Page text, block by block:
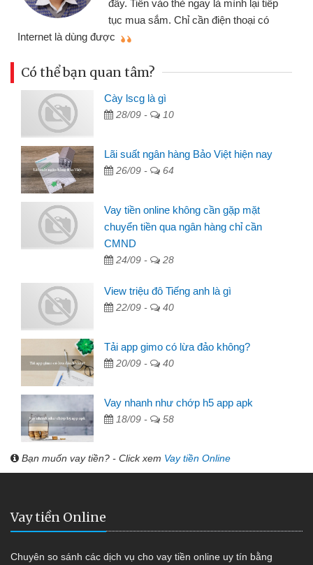
đây. Tiền vào thẻ ngay là mình lại tiếp
tục mua sắm. Chỉ cần điện thoại có
Internet là dùng được
Có thể bạn quan tâm?
Cày lscg là gì
28/09 - 10
Lãi suất ngân hàng Bảo Việt hiện nay
26/09 - 64
Vay tiền online không cần gặp mặt
chuyển tiền qua ngân hàng chỉ cần
CMND
24/09 - 28
View triệu đô Tiếng anh là gì
22/09 - 40
Tải app gimo có lừa đảo không?
20/09 - 40
Vay nhanh như chớp h5 app apk
18/09 - 58
Bạn muốn vay tiền? - Click xem Vay tiền Online
Vay tiền Online
Chuyên so sánh các dịch vụ cho vay tiền online uy tín bằng